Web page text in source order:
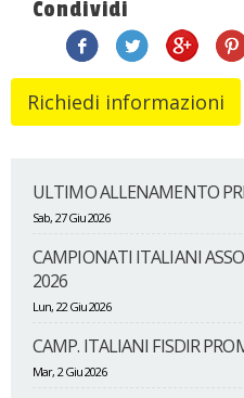
Condividi
ULTIMO ALLENAMENTO
Sab, 27 Giu 2026
CAMPIONATI ITALIANI
2026
Lun, 22 Giu 2026
CAMP. ITALIANI FISDIR
Mar, 2 Giu 2026